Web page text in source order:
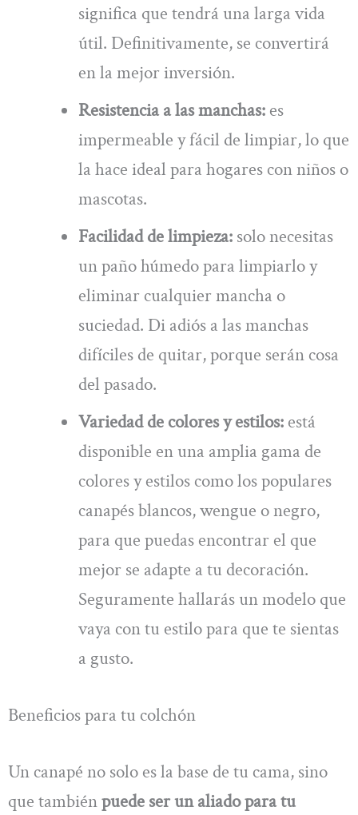
significa que tendrá una larga vida
útil. Definitivamente, se convertirá
en la mejor inversión.
Resistencia a las manchas: es
impermeable y fácil de limpiar, lo que
la hace ideal para hogares con niños o
mascotas.
Facilidad de limpieza: solo necesitas
un paño húmedo para limpiarlo y
eliminar cualquier mancha o
suciedad. Di adiós a las manchas
difíciles de quitar, porque serán cosa
del pasado.
Variedad de colores y estilos: está
disponible en una amplia gama de
colores y estilos como los populares
canapés blancos, wengue o negro,
para que puedas encontrar el que
mejor se adapte a tu decoración.
Seguramente hallarás un modelo que
vaya con tu estilo para que te sientas
a gusto.
Beneficios para tu colchón
Un canapé no solo es la base de tu cama, sino
que tambiénpuede ser un aliado para tu